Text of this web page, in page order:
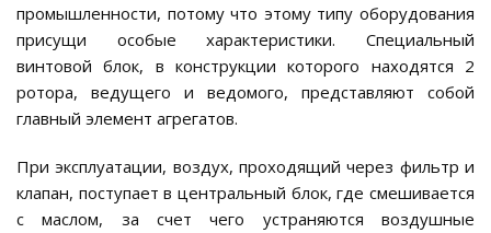
промышленности, потому что этому типу оборудования
присущи особые характеристики. Специальный
винтовой блок, в конструкции которого находятся 2
ротора, ведущего и ведомого, представляют собой
главный элемент агрегатов.
При эксплуатации, воздух, проходящий через фильтр и
клапан, поступает в центральный блок, где смешивается
с маслом, за счет чего устраняются воздушные